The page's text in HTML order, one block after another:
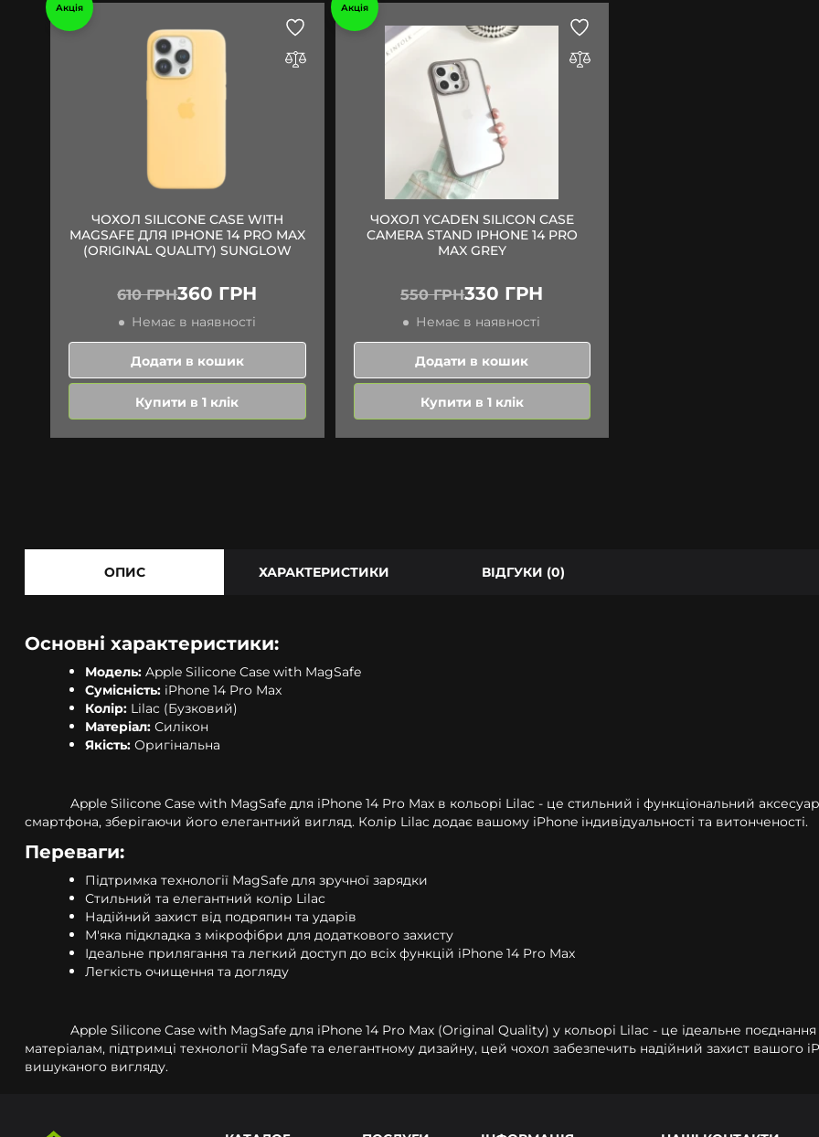
Акція
ЧОХОЛ SILICONE CASE WITH
MAGSAFE ДЛЯ IPHONE 14 PRO MAX
(ORIGINAL QUALITY) SUNGLOW
610 ГРН360 ГРН
Немає в наявності
Додати в кошик
Купити в 1 клік
Акція
ЧОХОЛ YCADEN SILICON CASE
CAMERA STAND IPHONE 14 PRO
MAX GREY
550 ГРН330 ГРН
Немає в наявності
Додати в кошик
Купити в 1 клік
ОПИС ХАРАКТЕРИСТИКИ ВІДГУКИ (0)
Основні характеристики:
Модель: Apple Silicone Case with MagSafe
Сумісність: iPhone 14 Pro Max
Колір: Lilac (Бузковий)
Матеріал: Силікон
Якість: Оригінальна
Apple Silicone Case with MagSafe для iPhone 14 Pro Max в кольорі Lilac - це стильний і функціональний
смартфона, зберігаючи його елегантний вигляд. Колір Lilac додає вашому iPhone індивідуальності та витонченості.
Переваги:
Підтримка технології MagSafe для зручної зарядки
Стильний та елегантний колір Lilac
Надійний захист від подряпин та ударів
М'яка підкладка з мікрофібри для додаткового захисту
Ідеальне прилягання та легкий доступ до всіх функцій iPhone 14 Pro Max
Легкість очищення та догляду
Apple Silicone Case with MagSafe для iPhone 14 Pro Max (Original Quality) у кольорі Lilac - це ідеальне
матеріалам, підтримці технології MagSafe та елегантному дизайну, цей чохол забезпечить надійний захист вашого
вишуканого вигляду.